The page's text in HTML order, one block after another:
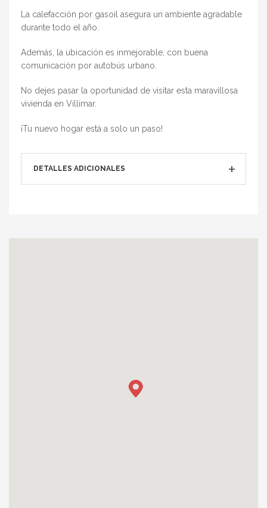
La calefacción por gasoil asegura un ambiente agradable
durante todo el año.
Además, la ubicación es inmejorable, con buena
comunicación por autobús urbano.
No dejes pasar la oportunidad de visitar esta maravillosa
vivienda en Villimar.
¡Tu nuevo hogar está a solo un paso!
DETALLES ADICIONALES